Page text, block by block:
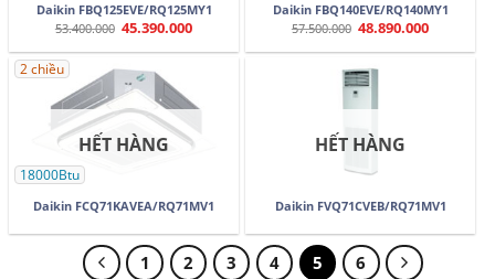
Daikin FBQ125EVE/RQ125MY1
53.400.000 Giá
gốc
là:
45.390.000
tại
Daikin FBQ140EVE/RQ140MY1
57.500.000 Giá
gốc
là:
48.890.000
tại
2 chiều
18000Btu
HẾT HÀNG
Daikin FCQ71KAVEA/RQ71MV1
HẾT HÀNG
Daikin FVQ71CVEB/RQ71MV1
1 2 3 4 5 6